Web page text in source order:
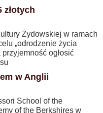
złotych
Żydowskiej w ramach
„odrodzenie życia
ogłosić
w Anglii
School of the
of the Berkshires w